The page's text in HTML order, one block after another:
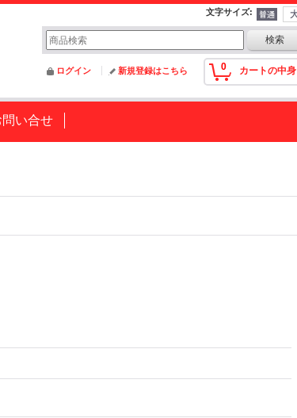
文字サイズ:
0 カートの中身
ログイン 新規登録はこちら
問い合せ